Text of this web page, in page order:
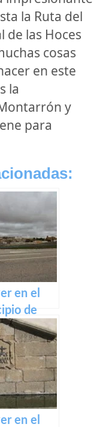
la Ruta del
de las Hoces
cosas
en este
la
y
para
en el
de
de
en
La
en el